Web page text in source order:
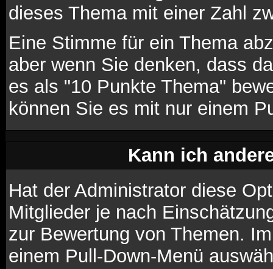
dieses Thema mit einer Zahl
Eine Stimme für ein Thema
aber wenn Sie denken, dass
es als "10 Punkte Thema"
können Sie es mit nur einem
Kann ich
Hat der Administrator diese
Mitglieder je nach
zur Bewertung von Themen.
einem Pull-Down-Menü